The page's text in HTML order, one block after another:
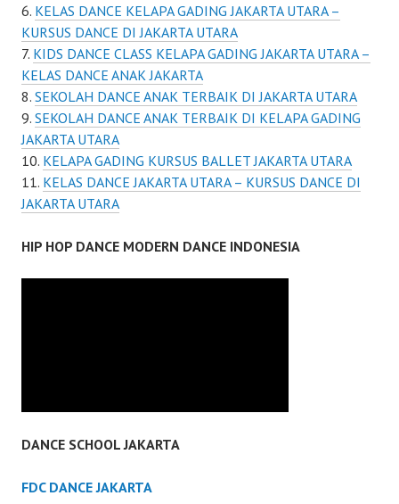
KELAS DANCE KELAPA GADING JAKARTA UTARA –
KURSUS DANCE DI JAKARTA UTARA
KIDS DANCE CLASS KELAPA GADING JAKARTA UTARA –
KELAS DANCE ANAK JAKARTA
SEKOLAH DANCE ANAK TERBAIK DI JAKARTA UTARA
SEKOLAH DANCE ANAK TERBAIK DI KELAPA GADING
JAKARTA UTARA
KELAPA GADING KURSUS BALLET JAKARTA UTARA
KELAS DANCE JAKARTA UTARA – KURSUS DANCE DI
JAKARTA UTARA
HIP HOP DANCE MODERN DANCE INDONESIA
DANCE SCHOOL JAKARTA
FDC DANCE JAKARTA